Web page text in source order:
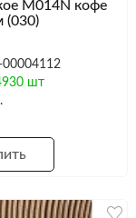
M014N кофе
(030)
00004112
шт